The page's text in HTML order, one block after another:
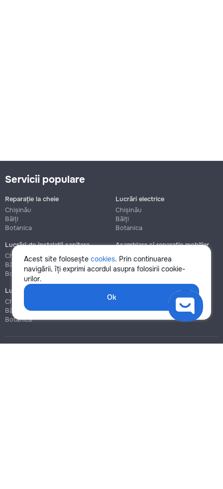
Acest site folosește cookies. Prin continuarea
navigării, îți exprimi acordul asupra folosirii cookie-
urilor.
Ok
Servicii populare
Reparație la cheie
Chișinău
Bălți
Botanica
Lucrări electrice
Chișinău
Bălți
Botanica
Lucrări de instalații sanitare
Chișinău
Bălți
Botanica
Asamblare și reparație mobilier
Chișinău
Botanica
Lucrări de construcție și instalare
Chișinău
Bălți
Botanica